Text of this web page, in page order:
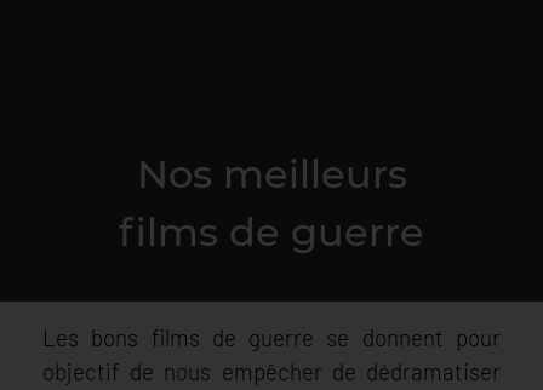
Nos meilleurs
films de guerre
Les bons films de guerre se donnent pour
objectif de nous empêcher de dédramatiser